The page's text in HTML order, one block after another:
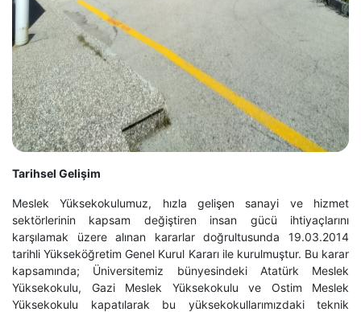
Tarihsel Gelişim
Meslek Yüksekokulumuz, hızla gelişen sanayi ve hizmet
sektörlerinin kapsam değiştiren insan gücü ihtiyaçlarını
karşılamak üzere alınan kararlar doğrultusunda 19.03.2014
tarihli Yükseköğretim Genel Kurul Kararı ile kurulmuştur. Bu karar
kapsamında; Üniversitemiz bünyesindeki Atatürk Meslek
Yüksekokulu, Gazi Meslek Yüksekokulu ve Ostim Meslek
Yüksekokulu kapatılarak bu yüksekokullarımızdaki teknik